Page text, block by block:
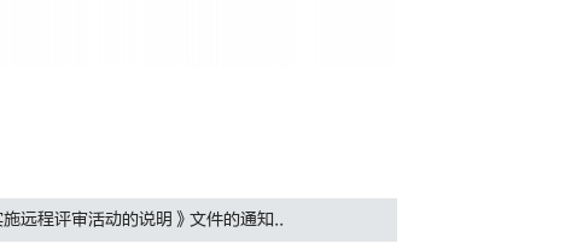
远程评审活动的说明》文件的通知..